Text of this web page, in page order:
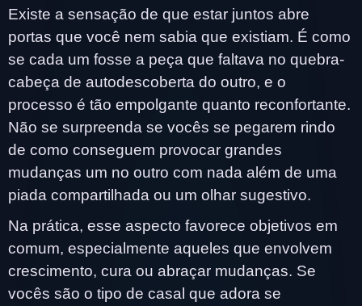
Existe a sensação de que estar juntos abre
portas que você nem sabia que existiam. É como
se cada um fosse a peça que faltava no quebra-
cabeça de autodescoberta do outro, e o
processo é tão empolgante quanto reconfortante.
Não se surpreenda se vocês se pegarem rindo
de como conseguem provocar grandes
mudanças um no outro com nada além de uma
piada compartilhada ou um olhar sugestivo.
Na prática, esse aspecto favorece objetivos em
comum, especialmente aqueles que envolvem
crescimento, cura ou abraçar mudanças. Se
vocês são o tipo de casal que adora se